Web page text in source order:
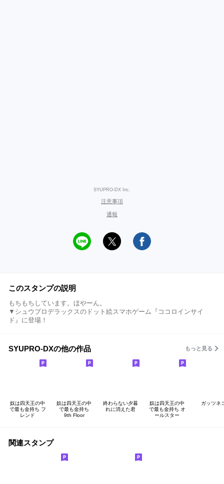
SYUPRO-DX Inc.
注意事項
通報
このスタンプの説明
もちもちしています。ほやーん。
▼シュウプロデラックスのドット絵スマホゲーム『ココロインサイ
ド』に登場！
SYUPRO-DXの他の作品 もっと見る
奴は四天王の中
で最も金持ち フ
レンド
奴は四天王の中
で最も金持ち
9th Floor
終わらない夕暮
れに消えた君
奴は四天王の中
で最も金持ち オ
ールスター
ガッツネ
関連スタンプ